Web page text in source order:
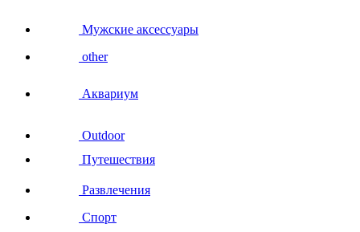
Мужские аксессуары
other
Аквариум
Outdoor
Путешествия
Развлечения
Спорт